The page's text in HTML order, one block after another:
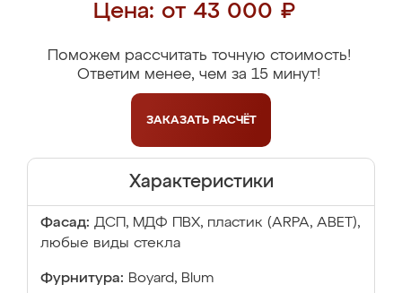
Цена: от 43 000 ₽
Поможем рассчитать точную стоимость!
Ответим менее, чем за 15 минут!
ЗАКАЗАТЬ РАСЧЁТ
Характеристики
Фасад: ДСП, МДФ ПВХ, пластик (ARPA, ABET),
любые виды стекла
Фурнитура: Boyard, Blum